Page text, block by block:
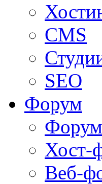
CMS
SEO
Форум
Хост-
Веб-